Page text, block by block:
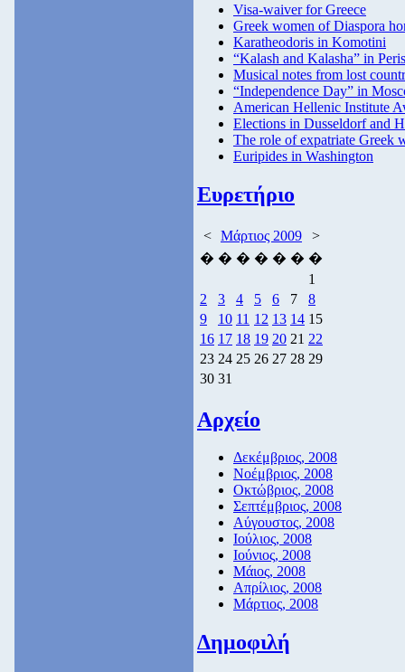
Visa-waiver for Greece
Greek women of Diaspora
Karatheodoris in Komotini
“Kalash and Kalasha” in
Musical notes from lost
“Independence Day” in
American Hellenic Institute
Elections in Dusseldorf and
The role of expatriate Greek
Euripides in Washington
Ευρετήριο
< Μάρτιος 2009
>
� � � � � � �
1
2
3 4 5 6 7
8
9
10 11 12 13 14 15
16 17 18 19 20 21 22
23 24 25 26 27 28 29
30 31
Αρχείο
Δεκέμβριος, 2008
Νοέμβριος, 2008
Οκτώβριος, 2008
Σεπτέμβριος, 2008
Αύγουστος, 2008
Ιούλιος, 2008
Ιούνιος, 2008
Μάιος, 2008
Απρίλιος, 2008
Μάρτιος, 2008
Δημοφιλή